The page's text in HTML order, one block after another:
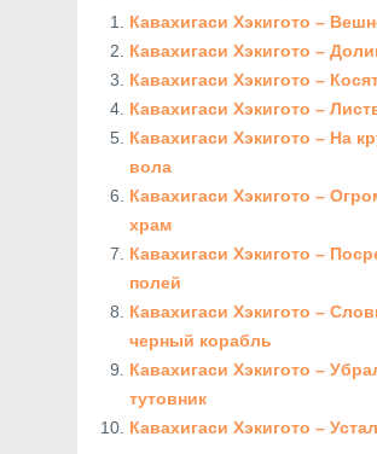
Кавахигаси Хэкигото –
Кавахигаси Хэкигото –
Кавахигаси Хэкигото –
Кавахигаси Хэкигото –
Кавахигаси Хэкигото – На
вола
Кавахигаси Хэкигото –
храм
Кавахигаси Хэкигото –
полей
Кавахигаси Хэкигото –
черный корабль
Кавахигаси Хэкигото –
тутовник
Кавахигаси Хэкигото –